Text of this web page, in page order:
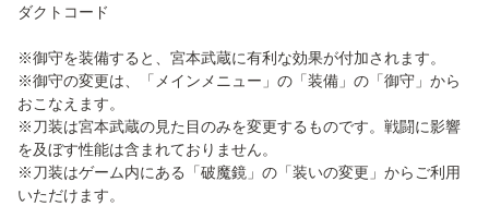
ダクトコード
※御守を装備すると、宮本武蔵に有利な効果が付加されます。
※御守の変更は、「メインメニュー」の「装備」の「御守」から
おこなえます。
※刀装は宮本武蔵の見た目のみを変更するものです。戦闘に影響
を及ぼす性能は含まれておりません。
※刀装はゲーム内にある「破魔鏡」の「装いの変更」からご利用
いただけます。